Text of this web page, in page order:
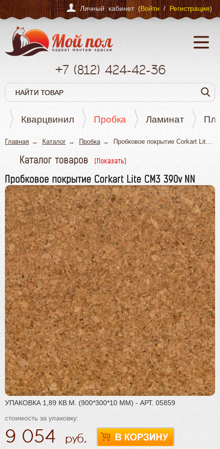
Личный кабинет (Войти/Регистрация)
+7 (812) 424-42-36
Кварцвинил Пробка Ламинат
Главная Каталог Пробка Пробковое покрытие Corkart Lite CM3 390v NN
Каталог товаров
Паркет
Кварцвинил
Пробка
Ламинат
Плинтус
Паркетная химия
Масла и краски
Инструмент и расходные материалы
Пробковое покрытие Corkart Lite CM3 390v NN
УПАКОВКА 1,89 КВ.М. (900*300*10 ММ) - АРТ. 05859
стоимость за упаковку:
9 054